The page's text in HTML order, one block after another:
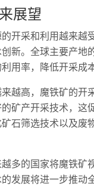
展望
开采和利用越来越
新。全球主要产地
用率，降低开采成本
越高，魔铁矿的开
矿产开采技术，这
石筛选技术以及废
多的国家将魔铁矿
发展将进一步推动